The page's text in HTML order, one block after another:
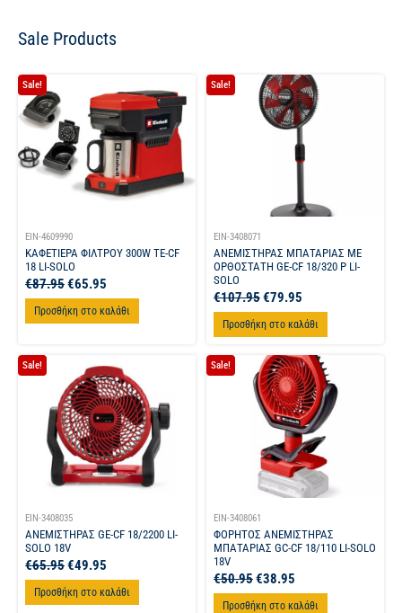
Sale Products
Sale!
EIN-4609990
ΚΑΦΕΤΙΕΡΑ ΦΙΛΤΡΟΥ 300W TE-CF
18 LI-SOLO
€87.95€65.95
Προσθήκη στο καλάθι
Sale!
EIN-3408071
ΑΝΕΜΙΣΤΗΡΑΣ ΜΠΑΤΑΡΙΑΣ ΜΕ
ΟΡΘΟΣΤΑΤΗ GE-CF 18/320 P LI-
SOLO
€107.95€79.95
Προσθήκη στο καλάθι
Sale!
EIN-3408035
ΑΝΕΜΙΣΤΗΡΑΣ GE-CF 18/2200 LI-
SOLO 18V
€65.95€49.95
Προσθήκη στο καλάθι
Sale!
EIN-3408061
ΦΟΡΗΤΟΣ ΑΝΕΜΙΣΤΗΡΑΣ
ΜΠΑΤΑΡΙΑΣ GC-CF 18/110 LI-SOLO
18V
€50.95€38.95
Προσθήκη στο καλάθι